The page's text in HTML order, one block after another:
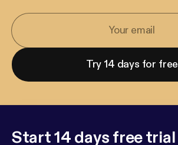
Try 14 days for free
Start 14 days free trial